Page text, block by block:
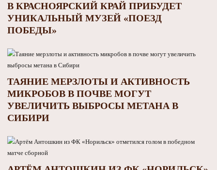
В КРАСНОЯРСКИЙ КРАЙ ПРИБУДЕТ
УНИКАЛЬНЫЙ МУЗЕЙ «ПОЕЗД
ПОБЕДЫ»
ТАЯНИЕ МЕРЗЛОТЫ И АКТИВНОСТЬ
МИКРОБОВ В ПОЧВЕ МОГУТ
УВЕЛИЧИТЬ ВЫБРОСЫ МЕТАНА В
СИБИРИ